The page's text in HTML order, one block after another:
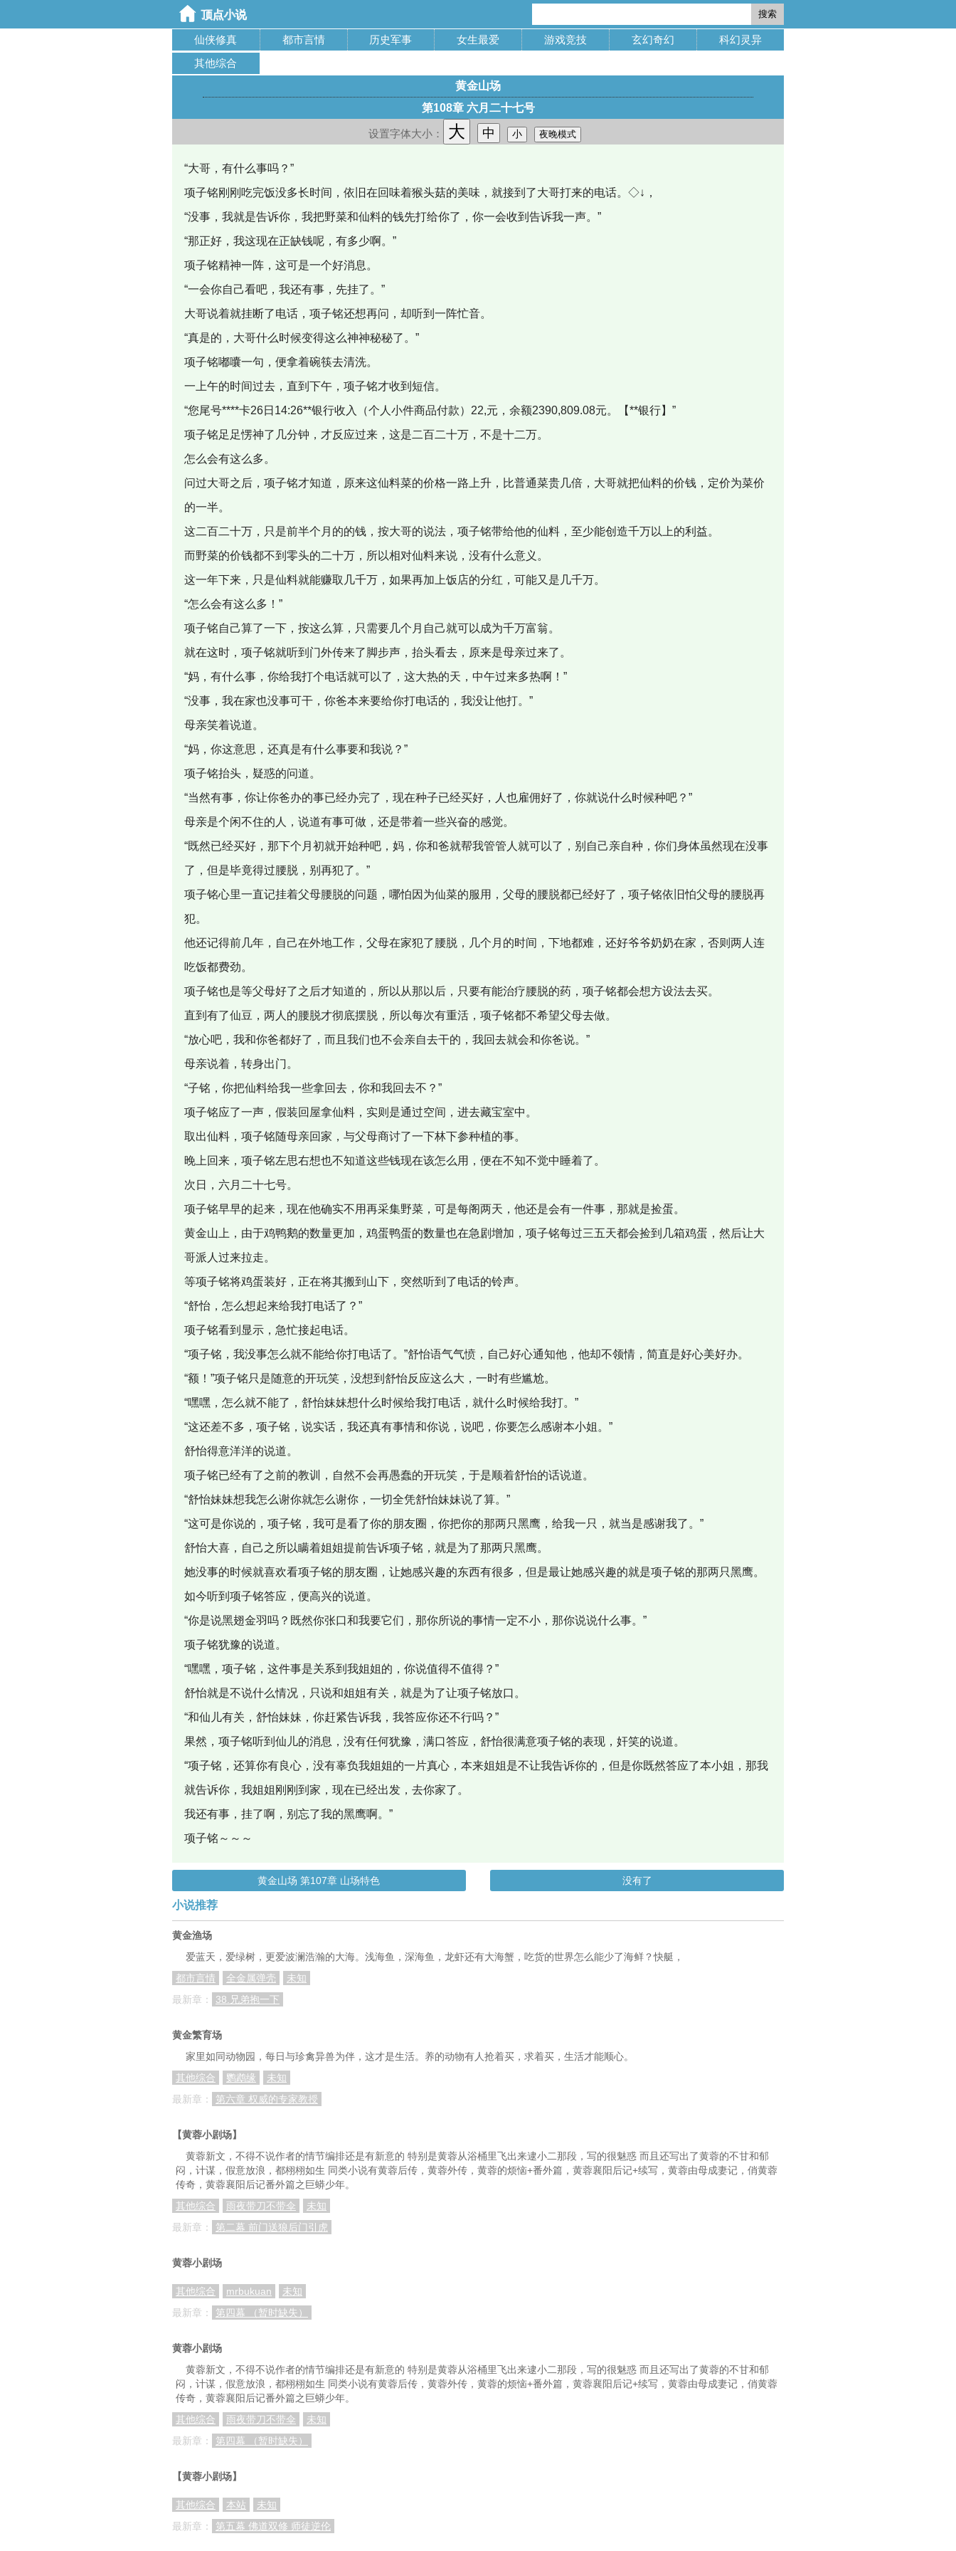
搜索
仙侠修真 都市言情 历史军事 女生最爱 游戏竞技 玄幻奇幻
科幻灵异
其他综合
黄金山场
第108章 六月二十七号
设置字体大小： 大 中 小 夜晚模式
“大哥，有什么事吗？”
项子铭刚刚吃完饭没多长时间，依旧在回味着猴头菇的美味，就接到了大哥打来的电话。◇↓，
“没事，我就是告诉你，我把野菜和仙料的钱先打给你了，你一会收到告诉我一声。”
“那正好，我这现在正缺钱呢，有多少啊。”
项子铭精神一阵，这可是一个好消息。
“一会你自己看吧，我还有事，先挂了。”
大哥说着就挂断了电话，项子铭还想再问，却听到一阵忙音。
“真是的，大哥什么时候变得这么神神秘秘了。”
项子铭嘟囔一句，便拿着碗筷去清洗。
一上午的时间过去，直到下午，项子铭才收到短信。
“您尾号****卡26日14:26**银行收入（个人小件商品付款）22,元，余额2390,809.08元。【**银行】”
项子铭足足愣神了几分钟，才反应过来，这是二百二十万，不是十二万。
怎么会有这么多。
问过大哥之后，项子铭才知道，原来这仙料菜的价格一路上升，比普通菜贵几倍，大哥就把仙料的价钱，定价为菜价
的一半。
这二百二十万，只是前半个月的的钱，按大哥的说法，项子铭带给他的仙料，至少能创造千万以上的利益。
而野菜的价钱都不到零头的二十万，所以相对仙料来说，没有什么意义。
这一年下来，只是仙料就能赚取几千万，如果再加上饭店的分红，可能又是几千万。
“怎么会有这么多！”
项子铭自己算了一下，按这么算，只需要几个月自己就可以成为千万富翁。
就在这时，项子铭就听到门外传来了脚步声，抬头看去，原来是母亲过来了。
“妈，有什么事，你给我打个电话就可以了，这大热的天，中午过来多热啊！”
“没事，我在家也没事可干，你爸本来要给你打电话的，我没让他打。”
母亲笑着说道。
“妈，你这意思，还真是有什么事要和我说？”
项子铭抬头，疑惑的问道。
“当然有事，你让你爸办的事已经办完了，现在种子已经买好，人也雇佣好了，你就说什么时候种吧？”
母亲是个闲不住的人，说道有事可做，还是带着一些兴奋的感觉。
“既然已经买好，那下个月初就开始种吧，妈，你和爸就帮我管管人就可以了，别自己亲自种，你们身体虽然现在没事
了，但是毕竟得过腰脱，别再犯了。”
项子铭心里一直记挂着父母腰脱的问题，哪怕因为仙菜的服用，父母的腰脱都已经好了，项子铭依旧怕父母的腰脱再
犯。
他还记得前几年，自己在外地工作，父母在家犯了腰脱，几个月的时间，下地都难，还好爷爷奶奶在家，否则两人连
吃饭都费劲。
项子铭也是等父母好了之后才知道的，所以从那以后，只要有能治疗腰脱的药，项子铭都会想方设法去买。
直到有了仙豆，两人的腰脱才彻底摆脱，所以每次有重活，项子铭都不希望父母去做。
“放心吧，我和你爸都好了，而且我们也不会亲自去干的，我回去就会和你爸说。”
母亲说着，转身出门。
“子铭，你把仙料给我一些拿回去，你和我回去不？”
项子铭应了一声，假装回屋拿仙料，实则是通过空间，进去藏宝室中。
取出仙料，项子铭随母亲回家，与父母商讨了一下林下参种植的事。
晚上回来，项子铭左思右想也不知道这些钱现在该怎么用，便在不知不觉中睡着了。
次日，六月二十七号。
项子铭早早的起来，现在他确实不用再采集野菜，可是每阁两天，他还是会有一件事，那就是捡蛋。
黄金山上，由于鸡鸭鹅的数量更加，鸡蛋鸭蛋的数量也在急剧增加，项子铭每过三五天都会捡到几箱鸡蛋，然后让大
哥派人过来拉走。
等项子铭将鸡蛋装好，正在将其搬到山下，突然听到了电话的铃声。
“舒怡，怎么想起来给我打电话了？”
项子铭看到显示，急忙接起电话。
“项子铭，我没事怎么就不能给你打电话了。”舒怡语气气愤，自己好心通知他，他却不领情，简直是好心美好办。
“额！”项子铭只是随意的开玩笑，没想到舒怡反应这么大，一时有些尴尬。
“嘿嘿，怎么就不能了，舒怡妹妹想什么时候给我打电话，就什么时候给我打。”
“这还差不多，项子铭，说实话，我还真有事情和你说，说吧，你要怎么感谢本小姐。”
舒怡得意洋洋的说道。
项子铭已经有了之前的教训，自然不会再愚蠢的开玩笑，于是顺着舒怡的话说道。
“舒怡妹妹想我怎么谢你就怎么谢你，一切全凭舒怡妹妹说了算。”
“这可是你说的，项子铭，我可是看了你的朋友圈，你把你的那两只黑鹰，给我一只，就当是感谢我了。”
舒怡大喜，自己之所以瞒着姐姐提前告诉项子铭，就是为了那两只黑鹰。
她没事的时候就喜欢看项子铭的朋友圈，让她感兴趣的东西有很多，但是最让她感兴趣的就是项子铭的那两只黑鹰。
如今听到项子铭答应，便高兴的说道。
“你是说黑翅金羽吗？既然你张口和我要它们，那你所说的事情一定不小，那你说说什么事。”
项子铭犹豫的说道。
“嘿嘿，项子铭，这件事是关系到我姐姐的，你说值得不值得？”
舒怡就是不说什么情况，只说和姐姐有关，就是为了让项子铭放口。
“和仙儿有关，舒怡妹妹，你赶紧告诉我，我答应你还不行吗？”
果然，项子铭听到仙儿的消息，没有任何犹豫，满口答应，舒怡很满意项子铭的表现，奸笑的说道。
“项子铭，还算你有良心，没有辜负我姐姐的一片真心，本来姐姐是不让我告诉你的，但是你既然答应了本小姐，那我
就告诉你，我姐姐刚刚到家，现在已经出发，去你家了。
我还有事，挂了啊，别忘了我的黑鹰啊。”
项子铭～～～
黄金山场 第107章 山场特色 没有了
小说推荐
黄金渔场
爱蓝天，爱绿树，更爱波澜浩瀚的大海。浅海鱼，深海鱼，龙虾还有大海蟹，吃货的世界怎么能少了海鲜？快艇，
都市言情
全金属弹壳
未知
最新章：
38.兄弟抱一下
黄金繁育场
家里如同动物园，每日与珍禽异兽为伴，这才是生活。养的动物有人抢着买，求着买，生活才能顺心。
其他综合
鹦鹉缘
未知
最新章：
第六章 权威的专家教授
【黄蓉小剧场】
黄蓉新文，不得不说作者的情节编排还是有新意的 特别是黄蓉从浴桶里飞出来逮小二那段，写的很魅惑 而且还写出了黄蓉的不甘和郁
闷，计谋，假意放浪，都栩栩如生 同类小说有黄蓉后传，黄蓉外传，黄蓉的烦恼+番外篇，黄蓉襄阳后记+续写，黄蓉由母成妻记，俏黄蓉
传奇，黄蓉襄阳后记番外篇之巨蟒少年。
其他综合
雨夜带刀不带伞
未知
最新章：
第二幕 前门送狼后门引虎
黄蓉小剧场
其他综合 mrbukuan
未知
最新章：
第四幕 （暂时缺失）
黄蓉小剧场
黄蓉新文，不得不说作者的情节编排还是有新意的 特别是黄蓉从浴桶里飞出来逮小二那段，写的很魅惑 而且还写出了黄蓉的不甘和郁
闷，计谋，假意放浪，都栩栩如生 同类小说有黄蓉后传，黄蓉外传，黄蓉的烦恼+番外篇，黄蓉襄阳后记+续写，黄蓉由母成妻记，俏黄蓉
传奇，黄蓉襄阳后记番外篇之巨蟒少年。
其他综合
雨夜带刀不带伞
未知
最新章：
第四幕 （暂时缺失）
【黄蓉小剧场】
其他综合 本站
未知
最新章：
第五幕 佛道双修 师徒逆伦